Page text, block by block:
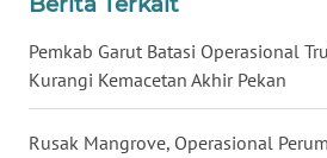
Pemkab Garut Batasi Operasional
Kurangi Kemacetan Akhir Pekan
Rusak Mangrove, Operasional
WN
BABEL
WN